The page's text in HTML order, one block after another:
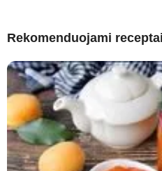
Rekomenduojami receptai